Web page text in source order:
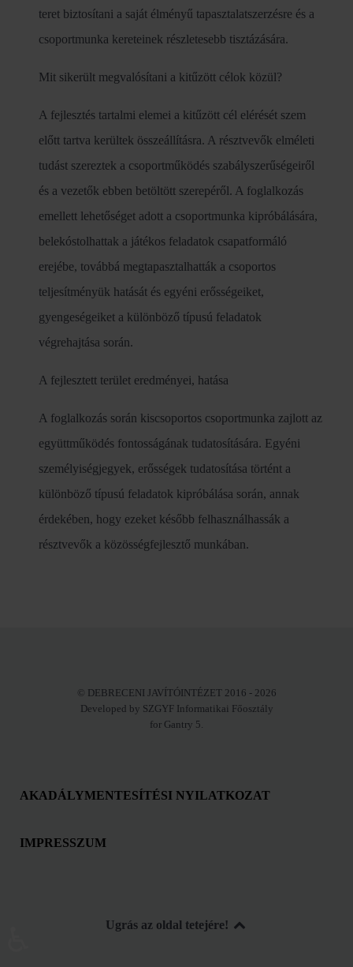
teret biztosítani a saját élményű tapasztalatszerzésre és a
csoportmunka kereteinek részletesebb tisztázására.
Mit sikerült megvalósítani a kitűzött célok közül?
A fejlesztés tartalmi elemei a kitűzött cél elérését szem
előtt tartva kerültek összeállításra. A résztvevők elméleti
tudást szereztek a csoportműködés szabályszerűségeiről
és a vezetők ebben betöltött szerepéről. A foglalkozás
emellett lehetőséget adott a csoportmunka kipróbálására,
belekóstolhattak a játékos feladatok csapatformáló
erejébe, továbbá megtapasztalhatták a csoportos
teljesítményük hatását és egyéni erősségeiket,
gyengeségeiket a különböző típusú feladatok
végrehajtása során.
A fejlesztett terület eredményei, hatása
A foglalkozás során kiscsoportos csoportmunka zajlott az
együttműködés fontosságának tudatosítására. Egyéni
személyiségjegyek, erősségek tudatosítása történt a
különböző típusú feladatok kipróbálása során, annak
érdekében, hogy ezeket később felhasználhassák a
résztvevők a közösségfejlesztő munkában.
© DEBRECENI JAVÍTÓINTÉZET 2016 - 2026
Developed by SZGYF Informatikai Főosztály
for Gantry 5.
AKADÁLYMENTESÍTÉSI NYILATKOZAT
IMPRESSZUM
Ugrás az oldal tetejére!